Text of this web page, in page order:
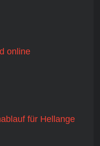
online
für Hellange